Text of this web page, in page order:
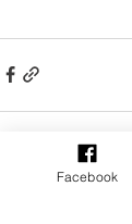
Facebook